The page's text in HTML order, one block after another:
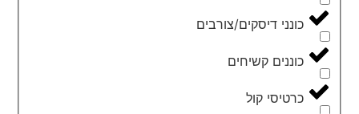
כונני דיסקים/צורבים
כוננים קשיחים
כרטיסי קול